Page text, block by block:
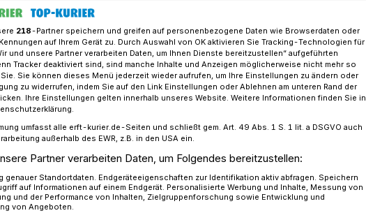
abgerechnete“ Weihnachtsessen im Rhein-Kreis
Ermittlungsverfahren ein
218-Partner speichern und greifen auf personenbezogene Daten wie Browserdaten oder
auf Ihrem Gerät zu. Durch Auswahl von OK aktivieren Sie Tracking-Technologien für
und unsere Partner verarbeiten Daten, um Ihnen Dienste bereitzustellen“ aufgeführten
Tracker deaktiviert sind, sind manche Inhalte und Anzeigen möglicherweise nicht mehr so
Sie können dieses Menü jederzeit wieder aufrufen, um Ihre Einstellungen zu ändern oder
zu widerrufen, indem Sie auf den Link Einstellungen oder Ablehnen am unteren Rand der
Ihre Einstellungen gelten innerhalb unseres Website. Weitere Informationen finden Sie in
umfasst alle erft-kurier.de-Seiten und schließt gem. Art. 49 Abs. 1 S. 1 lit. a DSGVO auch
außerhalb des EWR, z.B. in den USA ein.
Partner verarbeiten Daten, um Folgendes bereitzustellen:
genauer Standortdaten. Endgeräteeigenschaften zur Identifikation aktiv abfragen. Speichern
auf Informationen auf einem Endgerät. Personalisierte Werbung und Inhalte, Messung von
und der Performance von Inhalten, Zielgruppenforschung sowie Entwicklung und
von Angeboten.